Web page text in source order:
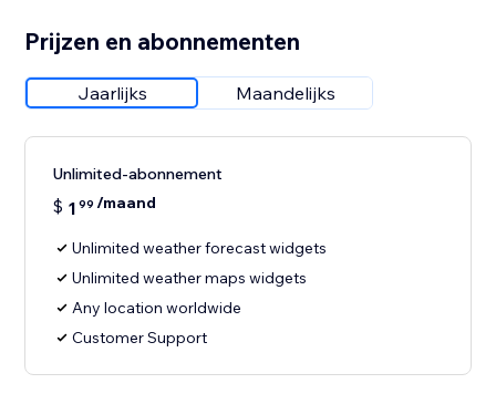
Prijzen en abonnementen
Jaarlijks Maandelijks
Unlimited-abonnement
$ 1 99 /maand
Unlimited weather forecast widgets
Unlimited weather maps widgets
Any location worldwide
Customer Support